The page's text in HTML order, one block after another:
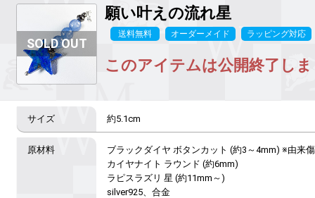
願い叶えの流れ星
送料無料 オーダーメイド ラッピング対応
このアイテムは公開終了し
約5.1cm
ブラックダイヤ ボタンカット (約3～4mm) ※由来
カイヤナイト ラウンド (約6mm)
ラピスラズリ 星 (約11mm～)
silver925、合金